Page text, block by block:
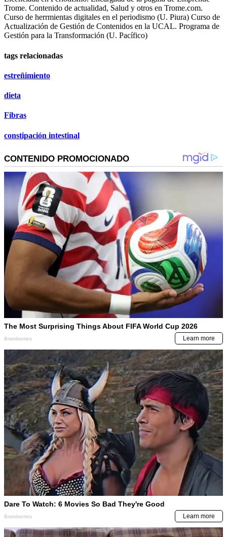
Trome. Contenido de actualidad, Salud y otros en Trome.com.
Curso de herrmientas digitales en el periodismo (U. Piura) Curso de
Actualización de Gestión de Contenidos en la UCAL. Programa de
Gestión para la Transformación (U. Pacífico)
tags relacionadas
estreñimiento
dieta
Fibras
constipación intestinal